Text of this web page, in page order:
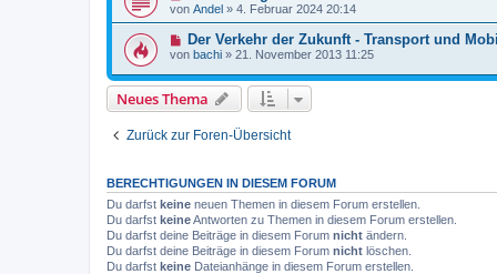
von Andel » 4. Februar 2024 20:14
Der Verkehr der Zukunft - Transport und
von bachi » 21. November 2013 11:25
Neues Thema
Zurück zur Foren-Übersicht
BERECHTIGUNGEN IN DIESEM FORUM
Du darfst keine neuen Themen in diesem Forum erstellen.
Du darfst keineAntworten zu Themen in diesem Forum erstellen.
Du darfst deine Beiträge in diesem Forum nicht ändern.
Du darfst deine Beiträge in diesem Forum nicht löschen.
Du darfst keine Dateianhänge in diesem Forum erstellen.